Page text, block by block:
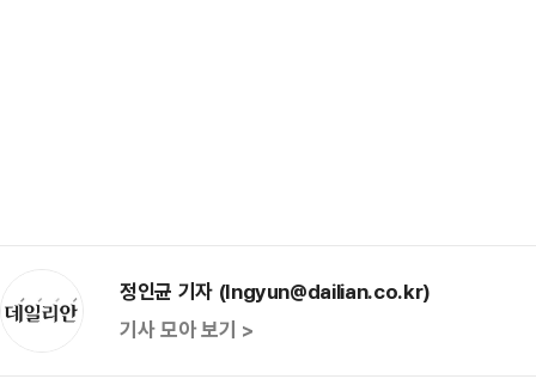
정인균 기자 (Ingyun@dailian.co.kr)
기사 모아 보기 >